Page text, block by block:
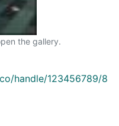
the gallery.
handle/123456789/8